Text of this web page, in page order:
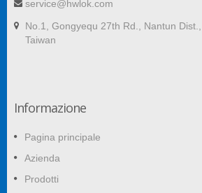
service@hwlok.com
No.1, Gongyequ 27th Rd., Nantun Dist.,
Taiwan
Informazione
Pagina principale
Azienda
Prodotti